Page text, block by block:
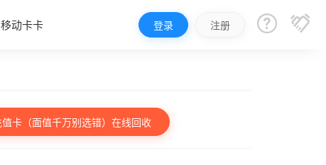
移动卡卡 登录 注册  
卡（面值千万别选错）在线回收